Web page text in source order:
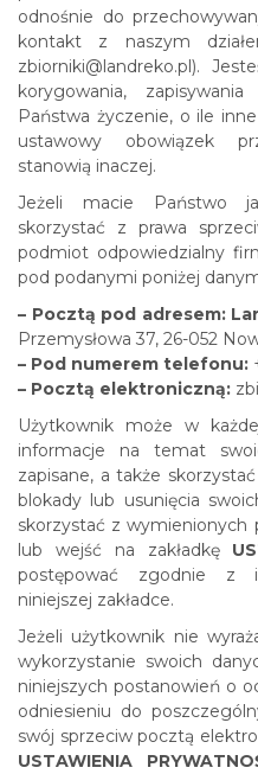
odnośnie do
kontakt z naszym
zbiorniki@landreko.pl).
korygowania,
Państwa życzenie, o ile
ustawowy obowiązek
stanowią inaczej.
Jeżeli macie Państwo
skorzystać z prawa
podmiot odpowiedzialny
pod podanymi poniżej
– Pocztą pod adresem:
Przemysłowa 37, 26-052
– Pod numerem telefonu:
– Pocztą elektroniczną:
Użytkownik może w
informacje na temat
zapisane, a także
blokady lub usunięcia
skorzystać z wymienionych
lub wejść na zakładkę
postępować zgodnie z
niniejszej zakładce.
Jeżeli użytkownik nie
wykorzystanie swoich
niniejszych postanowień o
odniesieniu do
swój sprzeciw pocztą
USTAWIENIA